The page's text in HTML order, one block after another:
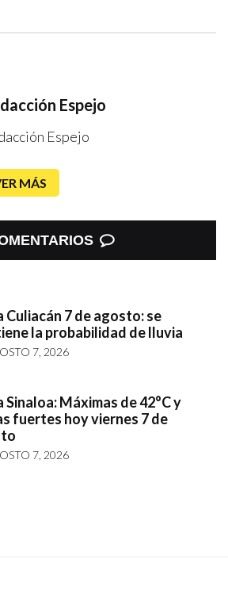
Espejo
Espejo
MÁS
Culiacán 7 de agosto: se
la probabilidad de lluvia
7, 2026
Sinaloa: Máximas de 42°C y
fuertes hoy viernes 7 de
7, 2026